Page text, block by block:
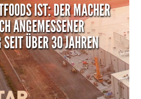
IST: DER MACHER
ANGEMESSENER
ÜBER 30 JAHREN